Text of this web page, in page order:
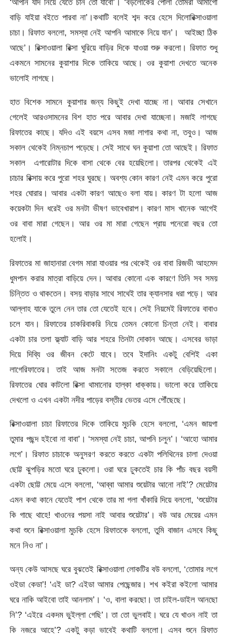
বাড়ি যাইয়া বইতে পারবা না’।কথাটি বলেই শব্দ করে হেসে দিলোরিক্সাওয়ালা
চাচা। রিফাত বললো, সমস্যা নেই আপনি আমাকে নিয়ে যান’। আইচ্ছা ঠিক
আছে’। রিক্সাওয়ালা রিক্সা ঘুরিয়ে বাড়ির দিকে যাওয়া শুরু করলো। রিফাত শুধু
একমনে সামনের কুয়াশার দিকে তাকিয়ে আছে। ওর কুয়াশা দেখতে অনেক
ভালোই লাগছে।
হাত বিশেক সামনে কুয়াশার জন্য কিছুই দেখা যাচ্ছে না। আবার সেখানে
গেলেই আরওসামনের বিশ হাত পরে আবার দেখা যাচ্ছেনা। মজাই লাগছে
রিফাতের কাছে। যদিও এই বয়সে এসব মজা লাগার কথা না, তবুও। আজ
সকাল থেকেই নিম্নচাপ পড়েছে। সেই সাথে ঘন কুয়াশা তো আছেই। রিফাত
সকাল এগারোটার দিকে বাসা থেকে বের হয়েছিলো। তারপর থেকেই এই
চাচার রিক্সায় করে পুরো শহর ঘুরছে। অবশ্য কোন কারণ নেই এমন করে পুরো
শহর ঘোরার। আবার একটা কারণ আছেও বলা যায়। কারণ টা হলো আজ
কয়েকটা দিন ধরেই ওর মনটা ভীষণ ভাবেখারাপ। কারণ মাস খানেক আগেই
ওর বাবা মারা গেছেন। আর ওর মা মারা গেছেন প্রায় পনেরো বছর তো
হলোই।
রিফাতের মা জাহানারা বেগম মারা যাওয়ার পর থেকেই ওর বাবা রিজভী আহমেদ
ধুমপান করার মাত্রা বাড়িয়ে দেন। আবার কোনো এক কারণে তিনি সব সময়
চিন্তিত ও থাকতেন। বসয় বাড়ার সাথে সাথেই তার ক্যানসার ধরা পড়ে। আর
আল্লাহ যাকে তুলে নেন তার তো যেতেই হবে। সেই নিয়মেই রিফাতের বাবাও
চলে যান। রিফাতের চাকরিবাকরি নিয়ে তেমন কোনো চিন্তা নেই। বাবার
একটা চার তলা ফ্ল্যাট বাড়ি আর শহরে তিনটা দোকান আছে। এসবের ভাড়া
দিয়ে দিব্যি ওর জীবন কেটে যাবে। তবে ইদানিং একটু বেশিই একা
লাগেরিফাতের। তাই আজ মনটা সতেজ করতে সকালে বেড়িয়েছিলো।
রিফাতের ঘোর কাটলো রিক্সা থামানোর হাল্কা ধাক্কায়। ভালো করে তাকিয়ে
দেখলো ও এখন একটা নদীর পাড়ের বস্তীর ভেতর এসে পৌঁছেছে।
রিক্সাওয়ালা চাচা রিফাতের দিকে তাকিয়ে মুচকি হেসে বললো, ‘এমন জায়গা
তুমার পছন্দ হইবো না বাবা’। ‘সমস্যা নেই চাচা, আপনি চলুন’। ‘আহো আমার
লগে’। রিফাত চাচাকে অনুসরণ করতে করতে একটা পলিথিনের চালা দেওয়া
ছোট্ট ঝুপড়ির মতো ঘরে ঢুকলো। ওরা ঘরে ঢুকতেই চার কি পাঁচ বছর বয়সী
একটা ছোট্ট মেয়ে এসে বললো, ‘আব্বা আমার শুয়েটার আনো নাই’? মেয়েটার
এমন কথা কানে যেতেই পাশ থেকে তার মা গলা খাঁকারি দিয়ে বললো, ‘শুয়েটার
কি গাছে থাহে! খাওনের পয়সা নাই আবার শুয়েটার’। বউ আর মেয়ের এমন
কথা শুনে রিক্সাওয়ালা মুচকি হেসে রিফাতকে বললো, তুমি বাজান এসবে কিছু
মনে নিও না’।
অন্য কেউ আসছে ঘরে বুঝতেই রিক্সাওয়ালা লোকটির বউ বললো, ‘তোমার লগে
ওইডা কেডা’! ‘এই ডা? এইডা আমার পেছেন্জার। শখ কইরা কইলো আমার
ঘরে নাকি আইবো তাই আনলাম’। ‘ও, বালা করছো। তা চাইল-ডাইল আনছো
নি’? ‘এইরে একদম ভুইল্লা গেছি’। তা তো ভুলবাই। ঘরে যে খাওন নাই তা
কি নজরে আহে’? একটু কড়া ভাবেই কথাটি বললো। এসব শুনে রিফাত